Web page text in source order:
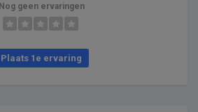
Nog geen ervaringen
Plaats 1e ervaring